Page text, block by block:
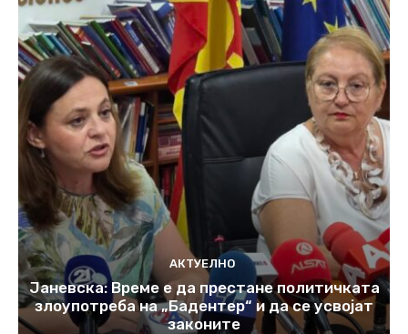
АКТУЕЛНО
Јаневска: Време е да престане политичката
злоупотреба на „Бадентер“ и да се усвојат
законите